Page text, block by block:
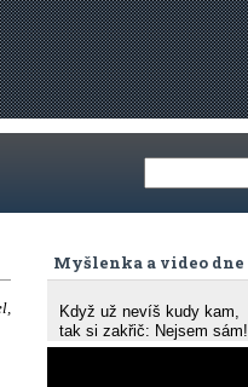
Myšlenka a video dne
Když už nevíš kudy kam,
tak si zakřič: Nejsem sám!